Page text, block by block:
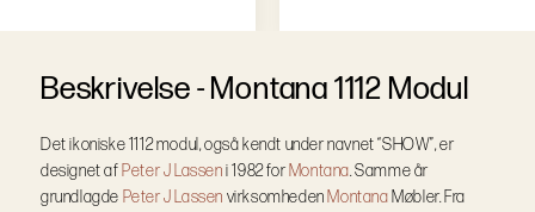
Beskrivelse-Montana 1112 Modul
Det ikoniske 1112 modul, også kendt under navnet “SHOW”, er
designet af Peter J Lasseni 1982 for Montana. Samme år
grundlagde Peter J Lassen virksomheden Montana Møbler. Fra